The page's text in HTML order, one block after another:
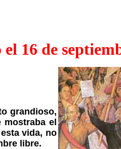
16 de
grandioso,
el
vida, no
libre.